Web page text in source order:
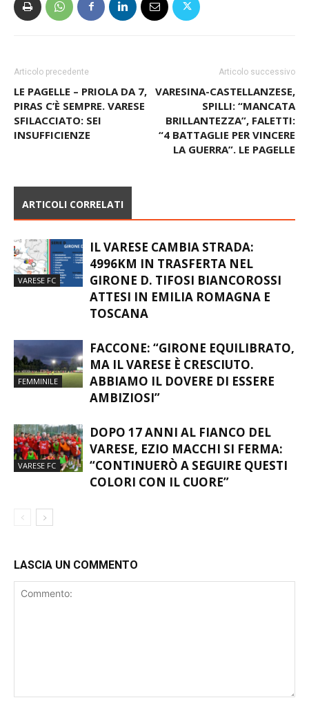
Articolo precedente
LE PAGELLE – PRIOLA DA 7,
PIRAS C’È SEMPRE. VARESE
SFILACCIATO: SEI
INSUFFICIENZE
Articolo successivo
VARESINA-CASTELLANZESE,
SPILLI: “MANCATA
BRILLANTEZZA”, FALETTI:
“4 BATTAGLIE PER VINCERE
LA GUERRA”. LE PAGELLE
ARTICOLI CORRELATI
VARESE FC
IL VARESE CAMBIA STRADA:
4996KM IN TRASFERTA NEL
GIRONE D. TIFOSI BIANCOROSSI
ATTESI IN EMILIA ROMAGNA E
TOSCANA
FEMMINILE
FACCONE: “GIRONE EQUILIBRATO,
MA IL VARESE È CRESCIUTO.
ABBIAMO IL DOVERE DI ESSERE
AMBIZIOSI”
VARESE FC
DOPO 17 ANNI AL FIANCO DEL
VARESE, EZIO MACCHI SI FERMA:
“CONTINUERÒ A SEGUIRE QUESTI
COLORI CON IL CUORE”
LASCIA UN COMMENTO